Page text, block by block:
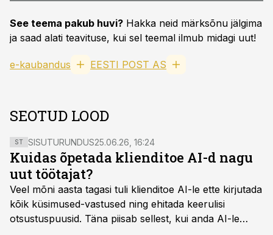
See teema pakub huvi? Hakka neid märksõnu jälgima
ja saad alati teavituse, kui sel teemal ilmub midagi uut!
e-kaubandus EESTI POST AS
SEOTUD LOOD
ST SISUTURUNDUS25.06.26, 16:24
Kuidas õpetada klienditoe AI-d nagu
uut töötajat?
Veel mõni aasta tagasi tuli klienditoe AI-le ette kirjutada
kõik küsimused-vastused ning ehitada keerulisi
otsustuspuusid. Täna piisab sellest, kui anda AI-le